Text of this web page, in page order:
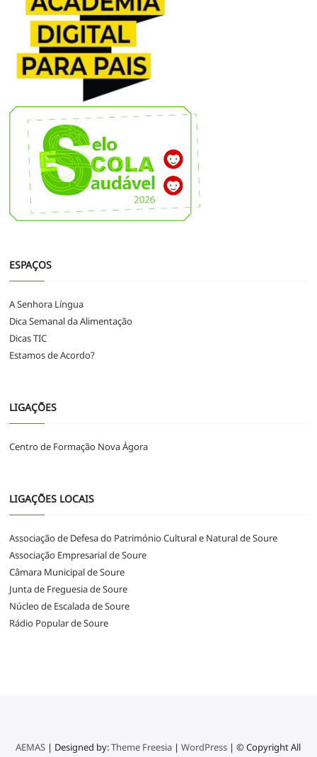
ESPAÇOS
A Senhora Língua
Dica Semanal da Alimentação
Dicas TIC
Estamos de Acordo?
LIGAÇÕES
Centro de Formação Nova Ágora
LIGAÇÕES LOCAIS
Associação de Defesa do Património Cultural e Natural de Soure
Associação Empresarial de Soure
Câmara Municipal de Soure
Junta de Freguesia de Soure
Núcleo de Escalada de Soure
Rádio Popular de Soure
AEMAS | Designed by:Theme Freesia |WordPress | © Copyright All